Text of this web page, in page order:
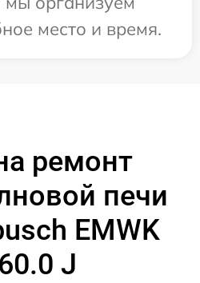
место и время.
ремонт
печи
EMWK
J